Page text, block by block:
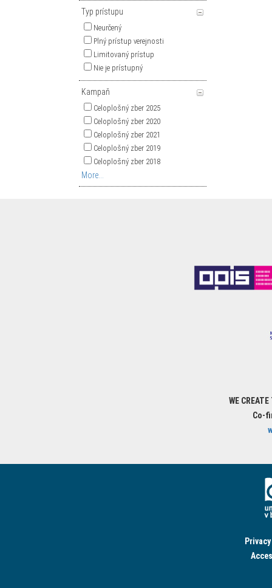
Typ prístupu
Neurčený
Plný prístup verejnosti
Limitovaný prístup
Nie je prístupný
Kampaň
Celoplošný zber 2025
Celoplošný zber 2020
Celoplošný zber 2021
Celoplošný zber 2019
Celoplošný zber 2018
More...
WE
Co-